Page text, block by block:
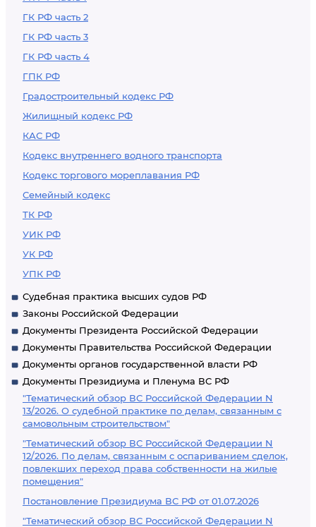
ГК РФ часть 2
ГК РФ часть 3
ГК РФ часть 4
ГПК РФ
Градостроительный кодекс РФ
Жилищный кодекс РФ
КАС РФ
Кодекс внутреннего водного транспорта
Кодекс торгового мореплавания РФ
Семейный кодекс
ТК РФ
УИК РФ
УК РФ
УПК РФ
Судебная практика высших судов РФ
Законы Российской Федерации
Документы Президента Российской Федерации
Документы Правительства Российской Федерации
Документы органов государственной власти РФ
Документы Президиума и Пленума ВС РФ
"Тематический обзор ВС Российской Федерации N
13/2026. О судебной практике по делам, связанным с
самовольным строительством"
"Тематический обзор ВС Российской Федерации N
12/2026. По делам, связанным с оспариванием сделок,
повлекших переход права собственности на жилые
помещения"
Постановление Президиума ВС РФ от 01.07.2026
"Тематический обзор ВС Российской Федерации N